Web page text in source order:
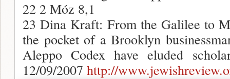
22 2 Móz 8,1
23 Dina Kraft: From the Galilee to
the pocket of a Brooklyn
Aleppo Codex have eluded
12/09/2007 http://